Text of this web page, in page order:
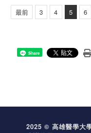
最前 3 4 5 6
Share
2025 © 高雄醫學大